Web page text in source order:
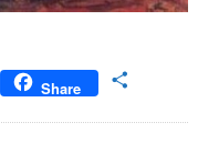
Copy
Share